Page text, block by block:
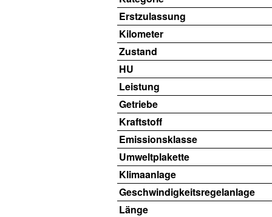
Erstzulassung
Kilometer
Zustand
HU
Leistung
Getriebe
Kraftstoff
Emissionsklasse
Umweltplakette
Klimaanlage
Geschwindigkeitsregelanlage
Länge